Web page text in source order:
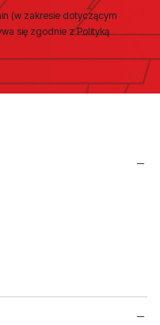
(w zakresie dotyczącym
się zgodnie z Polityką